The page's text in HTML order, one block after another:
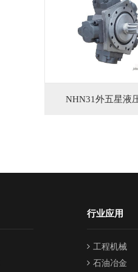
NHN31外五星液
行业应用
工程机械
石油冶金